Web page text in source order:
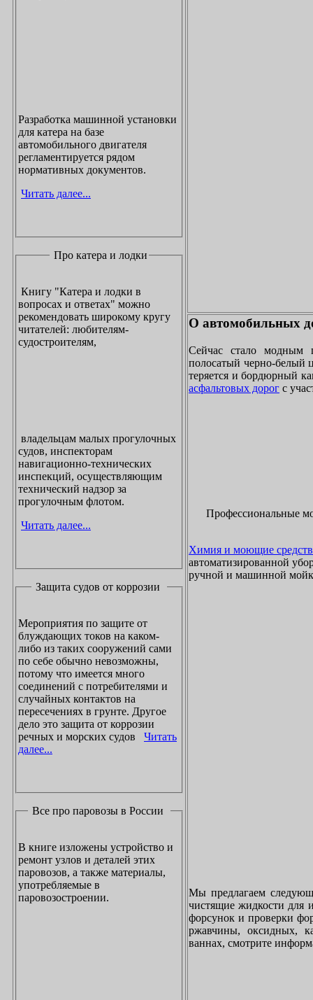
Разработка машинной установки
для катера на базе
автомобильного двигателя
регламентируется рядом
нормативных документов.
Читать далее...
Про катера и лодки
Книгу "Катера и лодки в
вопросах и ответах" можно
рекомендовать широкому кругу
читателей: любителям-
судостроителям,
владельцам малых прогулочных
судов, инспекторам
навигационно-технических
инспекций, осуществляющим
технический надзор за
прогулочным флотом.
Читать далее...
Защита судов от коррозии
Мероприятия по защите от
блуждающих токов на каком-
либо из таких сооружений сами
по себе обычно невозможны,
потому что имеется много
соединений с потребителями и
случайных контактов на
пересечениях в грунте. Другое
дело это защита от коррозии
речных и морских судов Читать
далее...
Все про паровозы в России
В книге изложены устройство и
ремонт узлов и деталей этих
паровозов, а также материалы,
употребляемые в
паровозостроении.
О автомобильных
Сейчас стало модным
полосатый черно-белый
теряется и бордюрный
асфальтовых дорог с
Профессиональные
Химия и моющие
автоматизированной
ручной и машинной
Мы предлагаем
чистящие жидкости для
форсунок и проверки
ржавчины, оксидных,
ваннах, смотрите